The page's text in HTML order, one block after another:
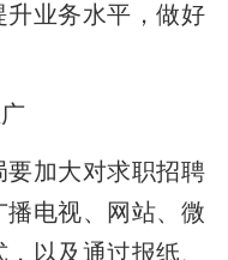
业务水平，做好
要加大对求职招聘
电视、网站、微
以及 通过报纸、